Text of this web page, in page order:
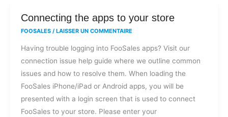
Connecting the apps to your store
FOOSALES / LAISSER UN COMMENTAIRE
Having trouble logging into FooSales apps? Visit our
connection issue help guide where we outline common
issues and how to resolve them. When loading the
FooSales iPhone/iPad or Android apps, you will be
presented with a login screen that is used to connect
FooSales to your store. Please enter your
Connecting
the